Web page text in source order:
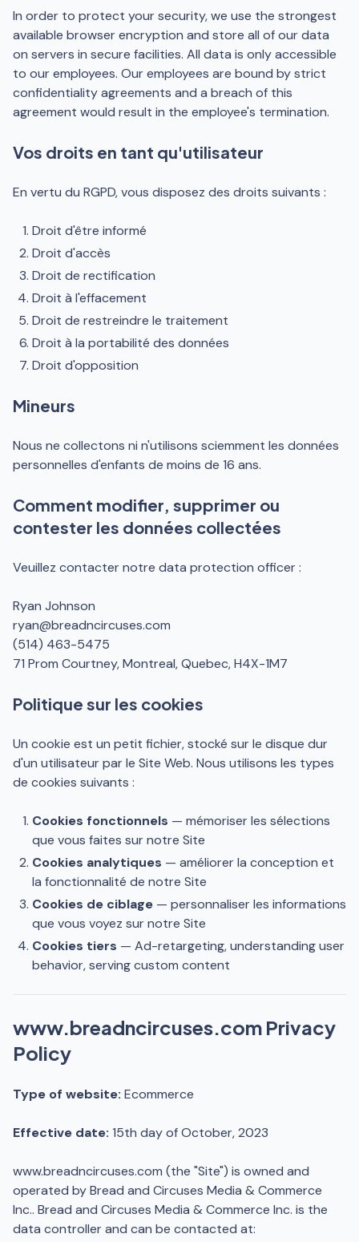
In order to protect your security, we use the strongest
available browser encryption and store all of our data
on servers in secure facilities. All data is only accessible
to our employees. Our employees are bound by strict
confidentiality agreements and a breach of this
agreement would result in the employee's termination.
Vos droits en tant qu'utilisateur
En vertu du RGPD, vous disposez des droits suivants :
Droit d'être informé
Droit d'accès
Droit de rectification
Droit à l'effacement
Droit de restreindre le traitement
Droit à la portabilité des données
Droit d'opposition
Mineurs
Nous ne collectons ni n'utilisons sciemment les données
personnelles d'enfants de moins de 16 ans.
Comment modifier, supprimer ou
contester les données collectées
Veuillez contacter notre data protection officer :
Ryan Johnson
ryan@breadncircuses.com
(514) 463-5475
71 Prom Courtney, Montreal, Quebec, H4X-1M7
Politique sur les cookies
Un cookie est un petit fichier, stocké sur le disque dur
d'un utilisateur par le Site Web. Nous utilisons les types
de cookies suivants :
Cookies fonctionnels — mémoriser les sélections
que vous faites sur notre Site
Cookies analytiques — améliorer la conception et
la fonctionnalité de notre Site
Cookies de ciblage — personnaliser les informations
que vous voyez sur notre Site
Cookies tiers — Ad-retargeting, understanding user
behavior, serving custom content
www.breadncircuses.com Privacy
Policy
Type of website: Ecommerce
Effective date: 15th day of October, 2023
www.breadncircuses.com (the "Site") is owned and
operated by Bread and Circuses Media & Commerce
Inc.. Bread and Circuses Media & Commerce Inc. is the
data controller and can be contacted at: